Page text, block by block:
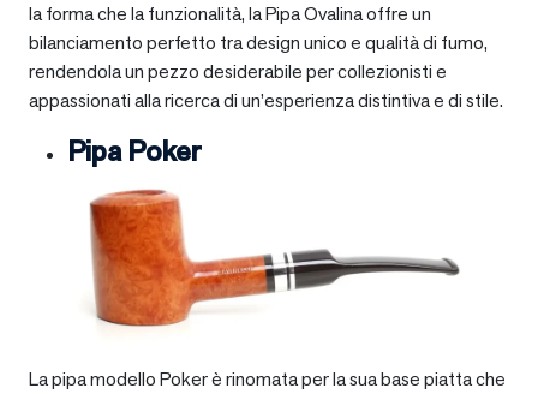
la forma che la funzionalità, la Pipa Ovalina offre un
bilanciamento perfetto tra design unico e qualità di fumo,
rendendola un pezzo desiderabile per collezionisti e
appassionati alla ricerca di un’esperienza distintiva e di stile.
Pipa Poker
La pipa modello Poker è rinomata per la sua base piatta che